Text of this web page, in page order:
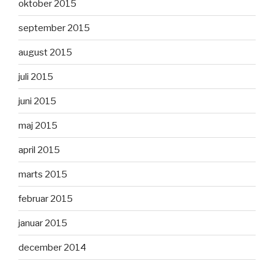
oktober 2015
september 2015
august 2015
juli 2015
juni 2015
maj 2015
april 2015
marts 2015
februar 2015
januar 2015
december 2014